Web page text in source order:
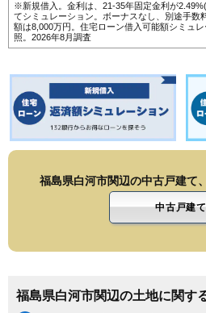
※新規借入。金利は、21-35年固定金利が
てシミュレーション。ボーナスなし、別途手数
額は8,000万円。 住宅ローン借入可能額シミュレ
照。2026年8月調査
福島県白河市関辺の中古戸建て
中古戸建
福島県白河市関辺の土地に関す